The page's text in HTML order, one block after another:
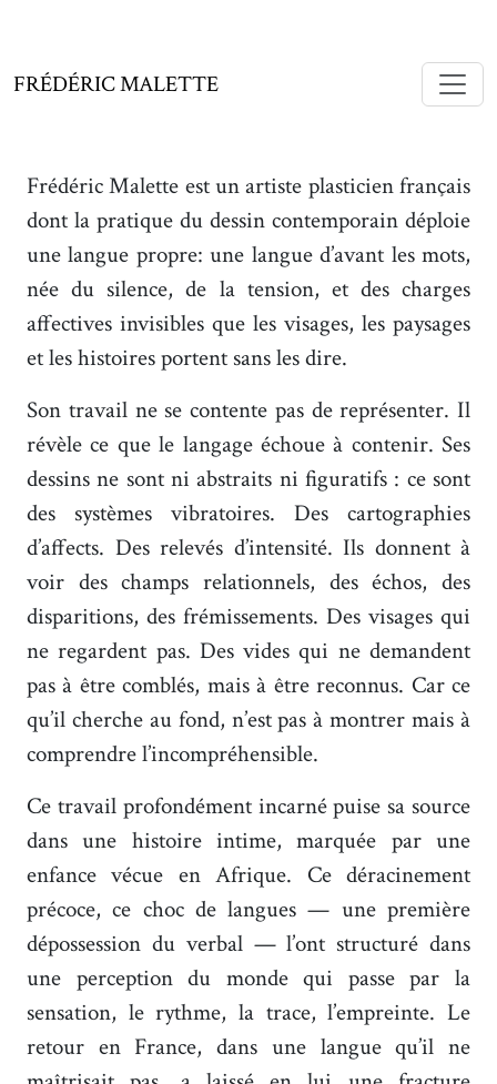
FRÉDÉRIC MALETTE
Frédéric Malette est un artiste plasticien français
dont la pratique du dessin contemporain déploie
une langue propre: une langue d’avant les mots,
née du silence, de la tension, et des charges
affectives invisibles que les visages, les paysages
et les histoires portent sans les dire.
Son travail ne se contente pas de représenter. Il
révèle ce que le langage échoue à contenir. Ses
dessins ne sont ni abstraits ni figuratifs : ce sont
des systèmes vibratoires. Des cartographies
d’affects. Des relevés d’intensité. Ils donnent à
voir des champs relationnels, des échos, des
disparitions, des frémissements. Des visages qui
ne regardent pas. Des vides qui ne demandent
pas à être comblés, mais à être reconnus. Car ce
qu’il cherche au fond, n’est pas à montrer mais à
comprendre l’incompréhensible.
Ce travail profondément incarné puise sa source
dans une histoire intime, marquée par une
enfance vécue en Afrique. Ce déracinement
précoce, ce choc de langues — une première
dépossession du verbal — l’ont structuré dans
une perception du monde qui passe par la
sensation, le rythme, la trace, l’empreinte. Le
retour en France, dans une langue qu’il ne